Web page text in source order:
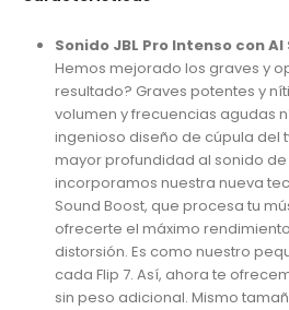
Sonido JBL Pro Intenso con
Hemos mejorado los graves y
resultado? Graves potentes y
volumen y frecuencias agudas
ingenioso diseño de cúpula del
mayor profundidad al sonido de
incorporamos nuestra nueva
Sound Boost, que procesa tu
ofrecerte el máximo
distorsión. Es como nuestro
cada Flip 7. Así, ahora te
sin peso adicional. Mismo